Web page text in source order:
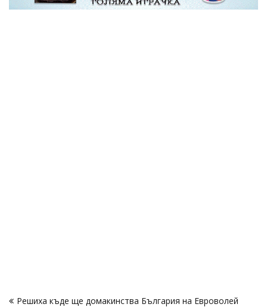
Решиха къде ще домакинства България на Евроволей